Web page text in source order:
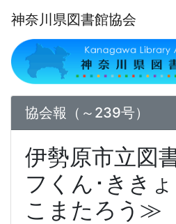
神奈川県図書館協会
協会報（～239号）
伊勢原市立図
フくん･きき
こまたろう≫